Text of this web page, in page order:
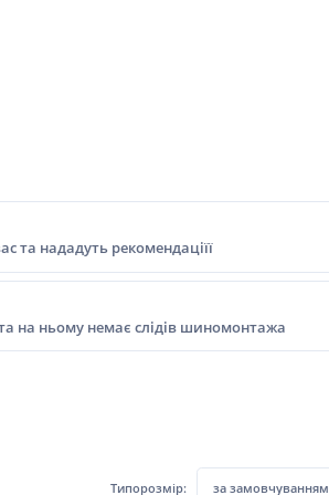
та нададуть рекомендаціїї
на ньому немає слідів шиномонтажа
Типорозмір: за замовчуванням